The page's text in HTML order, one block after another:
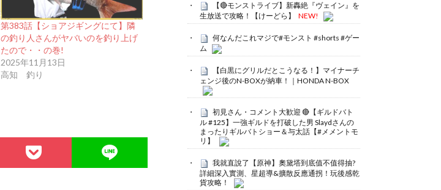
第383話【ショアジギングにて】隣
の釣り人さんがヤバいのを釣り上げ
たので・・の巻!
2025年11月13日
高知 釣り
【🔴モンストライブ】新轟絶『ヴェイン』を
生放送で攻略！【けーどら】
NEW!
何なんだこれマジで#モンスト #shorts #ゲー
ム
【白黒にグリルだとこうなる！】マイナーチ
ェンジ後のN-BOXが納車！｜HONDA N-BOX
初見さん・コメント大歓迎 🔴【ギルドバト
ル #125】一強ギルドを打破した男 Slaydさんの
まったりギルバトショー＆与太話【#メメントモ
リ】
我就直說了【原神】奧黛塔到底值不值得抽?
詳細深入實測、星超導&擴散反應通拐！玩後感乾
貨攻略！